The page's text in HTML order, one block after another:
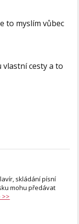
to myslím vůbec
vlastní cesty a to
skládání písní
mohu předávat
>>